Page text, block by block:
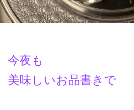
今夜も
美味しいお品書きで